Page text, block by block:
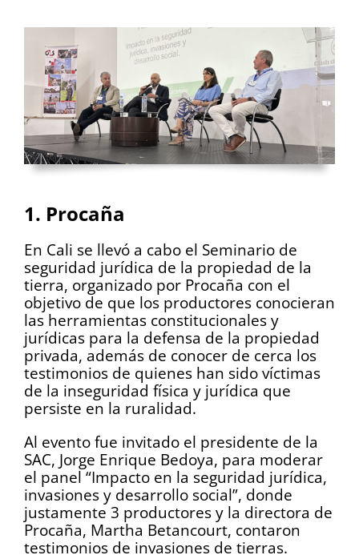
1. Procaña
En Cali se llevó a cabo el Seminario de
seguridad jurídica de la propiedad de la
tierra, organizado por Procaña con el
objetivo de que los productores conocieran
las herramientas constitucionales y
jurídicas para la defensa de la propiedad
privada, además de conocer de cerca los
testimonios de quienes han sido víctimas
de la inseguridad física y jurídica que
persiste en la ruralidad.
Al evento fue invitado el presidente de la
SAC, Jorge Enrique Bedoya, para moderar
el panel “Impacto en la seguridad jurídica,
invasiones y desarrollo social”, donde
justamente 3 productores y la directora de
Procaña, Martha Betancourt, contaron
testimonios de invasiones de tierras.